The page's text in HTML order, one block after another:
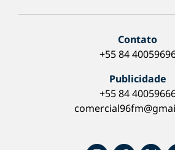
Contato
+55 84
Publicidade
+55 84